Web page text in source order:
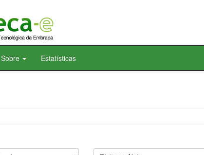
Sobre Estatísticas